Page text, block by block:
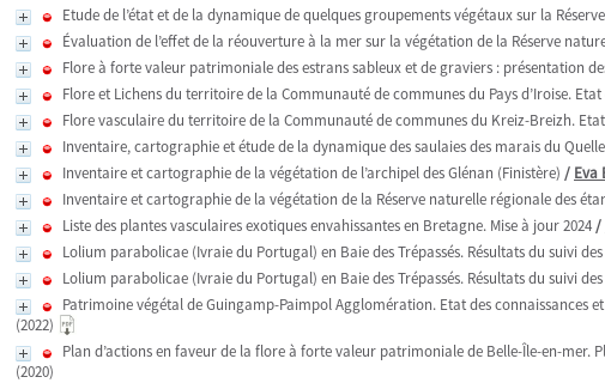
Etude de l’état et de la dynamique de quelques groupements végétaux sur la
Évaluation de l’effet de la réouverture à la mer sur la végétation de la Réserve
Flore à forte valeur patrimoniale des estrans sableux et de graviers : présentation
Flore et Lichens du territoire de la Communauté de communes du Pays d’Iroise.
Flore vasculaire du territoire de la Communauté de communes du Kreiz-Breizh.
Inventaire, cartographie et étude de la dynamique des saulaies des marais du
Inventaire et cartographie de la végétation de l’archipel des Glénan (Finistère) / Eva
Inventaire et cartographie de la végétation de la Réserve naturelle régionale des
Liste des plantes vasculaires exotiques envahissantes en Bretagne. Mise à jour 2024/
Lolium parabolicae (Ivraie du Portugal) en Baie des Trépassés. Résultats du suivi
Lolium parabolicae (Ivraie du Portugal) en Baie des Trépassés. Résultats du suivi
Patrimoine végétal de Guingamp-Paimpol Agglomération. Etat des connaissances
(2022)
Plan d’actions en faveur de la flore à forte valeur patrimoniale de Belle-Île-en-mer.
(2020)